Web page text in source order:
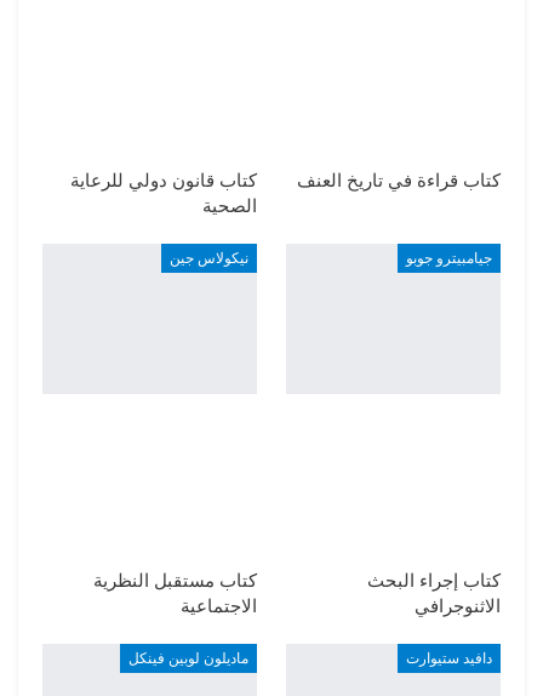
كتاب قراءة في تاريخ العنف
كتاب قانون دولي للرعاية
الصحية
جيامبيترو جوبو
كتاب إجراء البحث
الاثنوجرافي
نيكولاس جين
كتاب مستقبل النظرية
الاجتماعية
دافيد ستيوارت ماديلون لوبين فينكل